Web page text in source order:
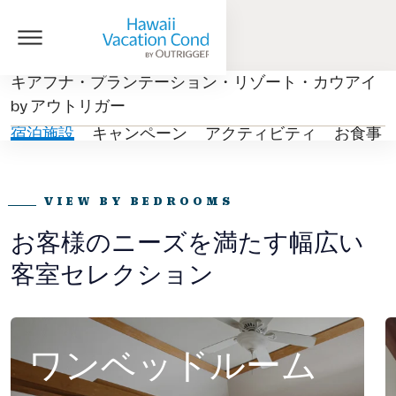
キアフナ・プランテーション・リゾート・カウアイ
by アウトリガー
宿泊施設
キャンペーン アクティビティ お食事
VIEW BY BEDROOMS
お客様のニーズを満たす幅広い
客室セレクション
ワンベッドルーム